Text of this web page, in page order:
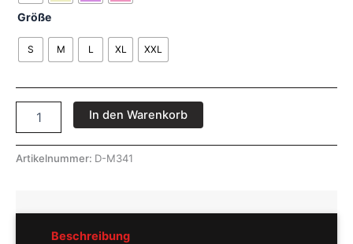
Größe
S M L XL XXL
In den Warenkorb
Artikelnummer: D-M341
Beschreibung